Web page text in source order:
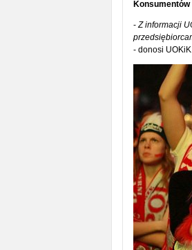
Konsumentów
-Z informacji
- donosi